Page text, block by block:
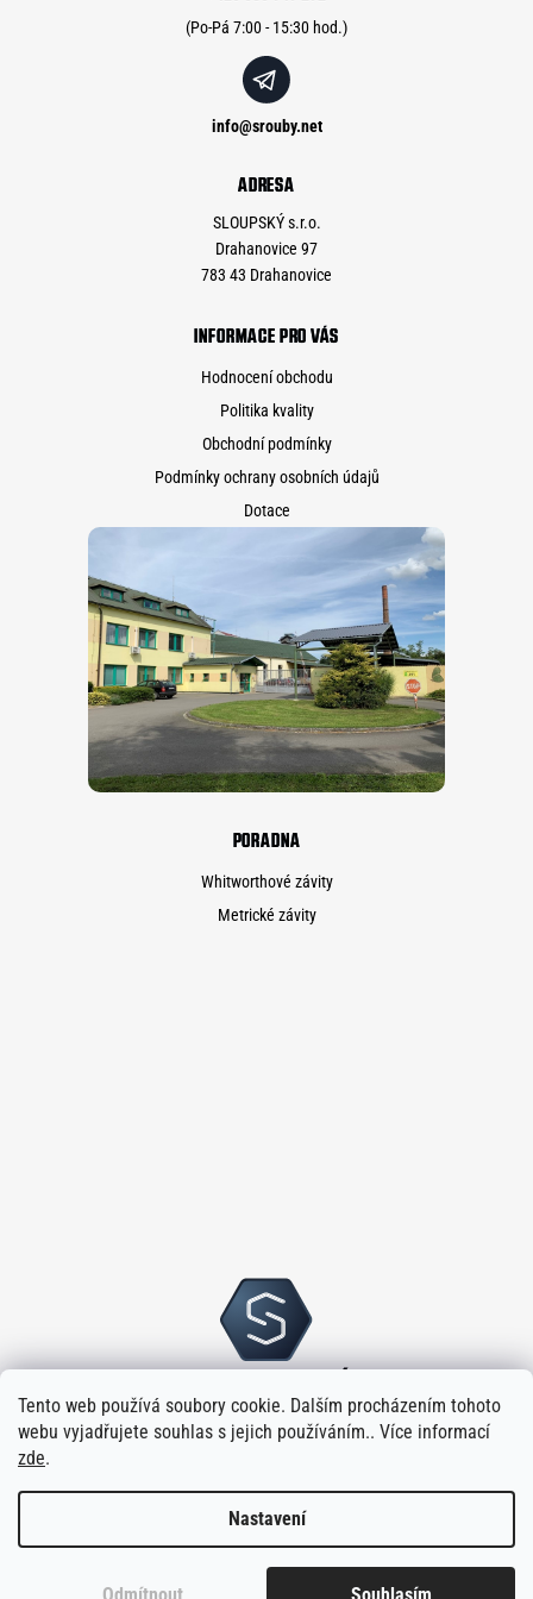
Tento web používá soubory cookie. Dalším procházením tohoto
webu vyjadřujete souhlas s jejich používáním.. Více informací
zde.
Nastavení
info@srouby.net
ADRESA
SLOUPSKÝ s.r.o.
Drahanovice 97
783 43 Drahanovice
INFORMACE PRO VÁS
Hodnocení obchodu
Politika kvality
Obchodní podmínky
Podmínky ochrany osobních údajů
Dotace
PORADNA
Whitworthové závity
Metrické závity